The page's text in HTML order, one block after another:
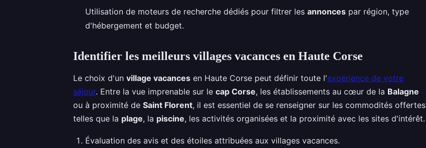
Utilisation de moteurs de recherche dédiés pour filtrer les annonces par région, type
d'hébergement et budget.
Identifier les meilleurs villages vacances en Haute Corse
Le choix d'un village vacances en Haute Corse peut définir toute l'expérience de votre
séjour. Entre la vue imprenable sur le cap Corse, les établissements au cœur de la Balagne
ou à proximité de Saint Florent, il est essentiel de se renseigner sur les commodités offertes
telles que la plage, la piscine, les activités organisées et la proximité avec les sites d'intérêt.
Évaluation des avis et des étoiles attribuées aux villages vacances.